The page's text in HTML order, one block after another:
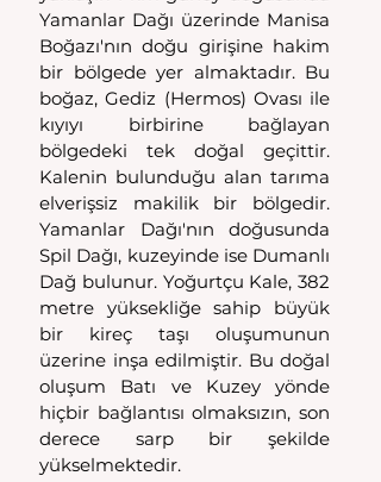
Yamanlar Dağı üzerinde Manisa
Boğazı'nın doğu girişine hakim
bir bölgede yer almaktadır. Bu
boğaz, Gediz (Hermos) Ovası ile
kıyıyı birbirine bağlayan
bölgedeki tek doğal geçittir.
Kalenin bulunduğu alan tarıma
elverişsiz makilik bir bölgedir.
Yamanlar Dağı'nın doğusunda
Spil Dağı, kuzeyinde ise Dumanlı
Dağ bulunur. Yoğurtçu Kale, 382
metre yüksekliğe sahip büyük
bir kireç taşı oluşumunun
üzerine inşa edilmiştir. Bu doğal
oluşum Batı ve Kuzey yönde
hiçbir bağlantısı olmaksızın, son
derece sarp bir şekilde
yükselmektedir.